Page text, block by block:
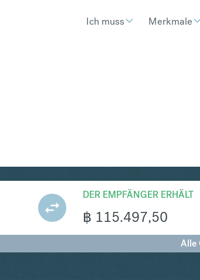
Ich muss Merkmale
DER EMPFÄNGER ERHÄLT
฿ 115.497,50
Alle